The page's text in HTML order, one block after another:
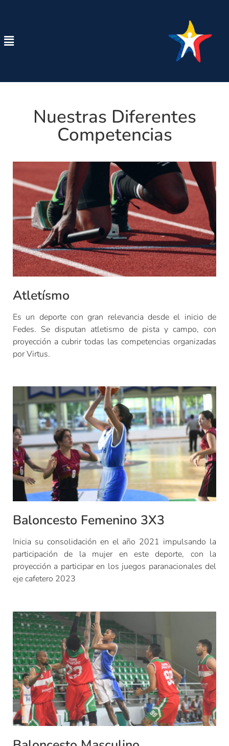
Nuestras Diferentes
Competencias
Atletísmo
Es un deporte con gran relevancia desde el inicio de
Fedes. Se disputan atletismo de pista y campo, con
proyección a cubrir todas las competencias organizadas
por Virtus.
Baloncesto Femenino 3X3
Inicia su consolidación en el año 2021 impulsando la
participación de la mujer en este deporte, con la
proyección a participar en los juegos paranacionales del
eje cafetero 2023